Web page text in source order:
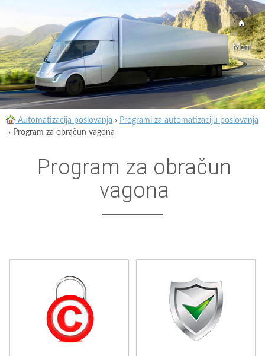
Meni
Automatizacija poslovanja › Programi za automatizaciju poslovanja
› Program za obračun vagona
Program za obračun
vagona